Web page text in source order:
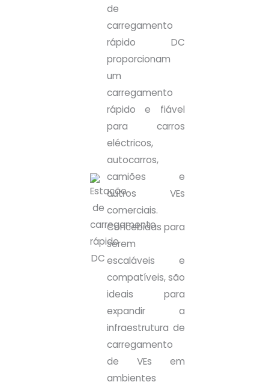
de
carregamento
rápido DC
proporcionam
um
carregamento
rápido e fiável
para carros
eléctricos,
autocarros,
camiões e
outros VEs
comerciais.
Concebidas para
serem
escaláveis e
compatíveis, são
ideais para
expandir a
infraestrutura de
carregamento
de VEs em
ambientes